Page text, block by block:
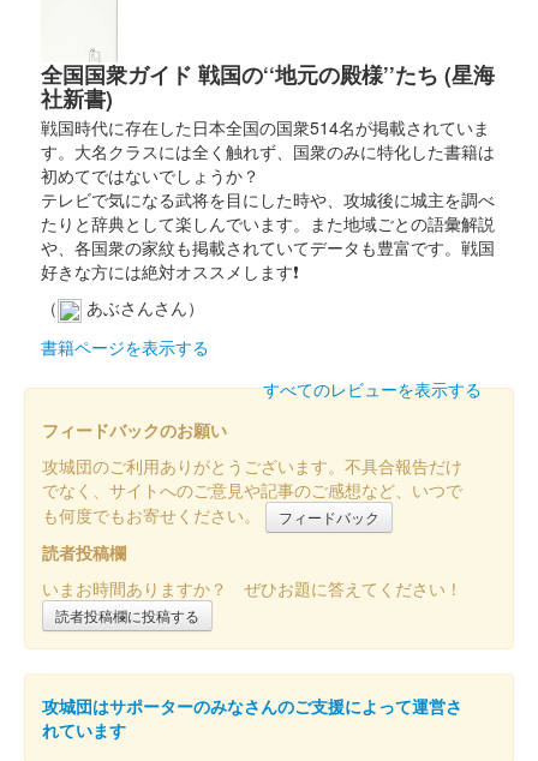
全国国衆ガイド 戦国の‘‘地元の殿様’’たち (星海
社新書)
戦国時代に存在した日本全国の国衆514名が掲載されていま
す。大名クラスには全く触れず、国衆のみに特化した書籍は
初めてではないでしょうか？
テレビで気になる武将を目にした時や、攻城後に城主を調べ
たりと辞典として楽しんでいます。また地域ごとの語彙解説
や、各国衆の家紋も掲載されていてデータも豊富です。戦国
好きな方には絶対オススメします❗
（
あぶさんさん）
書籍ページを表示する
すべてのレビューを表示する
フィードバックのお願い
攻城団のご利用ありがとうございます。不具合報告だけ
でなく、サイトへのご意見や記事のご感想など、いつで
も何度でもお寄せください。
フィードバック
読者投稿欄
いまお時間ありますか？ ぜひお題に答えてください！
読者投稿欄に投稿する
攻城団はサポーターのみなさんのご支援によって運営さ
れています